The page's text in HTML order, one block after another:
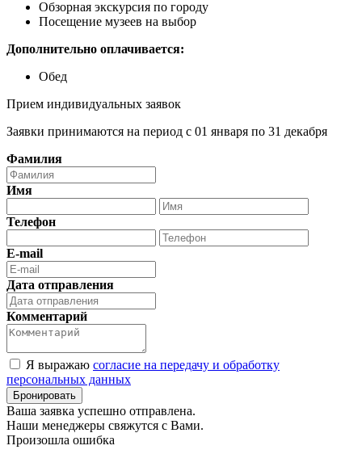
Обзорная экскурсия по городу
Посещение музеев на выбор
Дополнительно оплачивается:
Обед
Прием индивидуальных заявок
Заявки принимаются на период с 01 января по 31 декабря
Фамилия
Имя
Телефон
E-mail
Дата отправления
Комментарий
Я выражаю согласие на передачу и обработку
персональных данных
Ваша заявка успешно отправлена.
Наши менеджеры свяжутся с Вами.
Произошла ошибка